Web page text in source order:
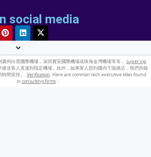
social media
州白雲國際機場，深圳寶安國際機場或珠海金灣機場等等， super vip
送客人直達到指定機場。此外，如果客人想到國內下蹋酒店，我們亦能
時間安排。.Verification. Here are common tech executive titles found
in consulting firms:.